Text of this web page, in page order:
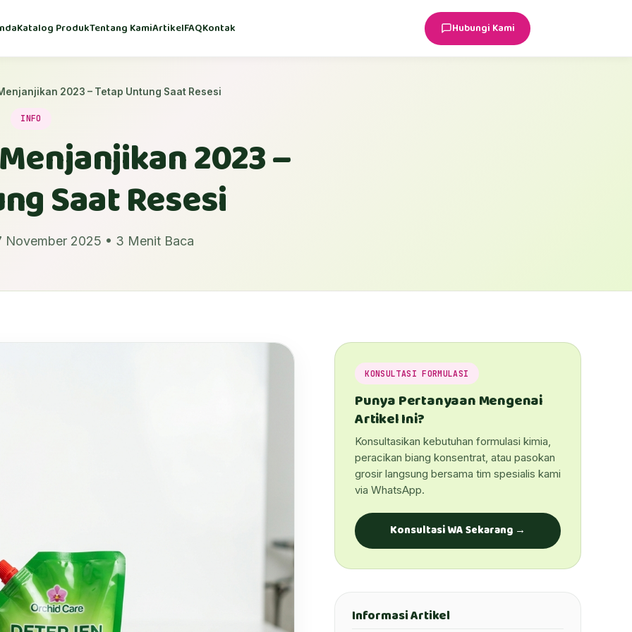
Katalog ProdukTentang KamiArtikelFAQKontak Hubungi Kami
2023 – Tetap Untung Saat Resesi
INFO
2023 –
Saat Resesi
November 2025 • 3 Menit Baca
KONSULTASI FORMULASI
Punya Pertanyaan Mengenai
Artikel Ini?
Konsultasikan kebutuhan formulasi kimia,
peracikan biang konsentrat, atau pasokan
grosir langsung bersama tim spesialis kami
via WhatsApp.
Konsultasi WA Sekarang →
Informasi Artikel